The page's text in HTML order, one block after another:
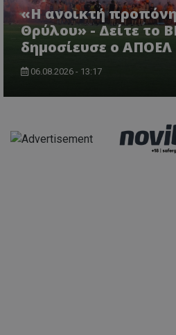
«Η ανοικτή
Θρύλου» - Δείτε το
δημοσίευσε ο ΑΠΟΕΛ
06.08.2026 - 13:17